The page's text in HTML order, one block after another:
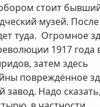
стоит
музей. После
туда. Огромное
1917 года
затем здесь
повреждённое
Надо